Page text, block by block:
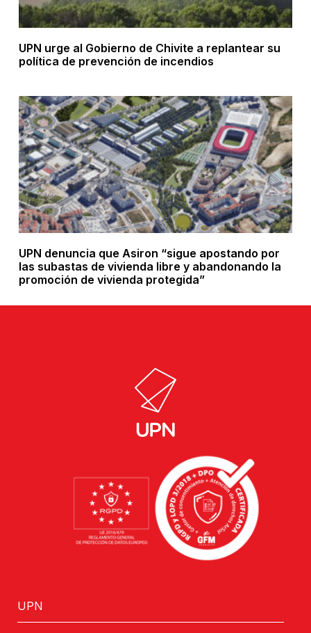
UPN urge al Gobierno de Chivite a replantear su
política de prevención de incendios
UPN denuncia que Asiron “sigue apostando por
las subastas de vivienda libre y abandonando la
promoción de vivienda protegida”
UPN